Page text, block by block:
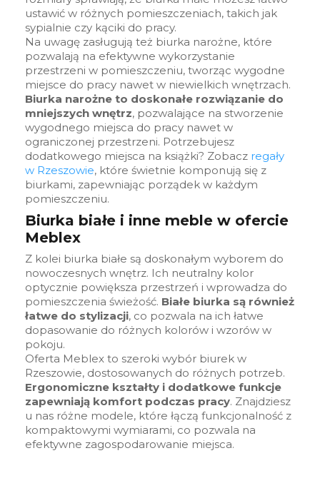
ustawić w różnych pomieszczeniach, takich jak
sypialnie czy kąciki do pracy.
Na uwagę zasługują też biurka narożne, które
pozwalają na efektywne wykorzystanie
przestrzeni w pomieszczeniu, tworząc wygodne
miejsce do pracy nawet w niewielkich wnętrzach.
Biurka narożne to doskonałe rozwiązanie do
mniejszych wnętrz, pozwalające na stworzenie
wygodnego miejsca do pracy nawet w
ograniczonej przestrzeni. Potrzebujesz
dodatkowego miejsca na książki? Zobacz regały
w Rzeszowie, które świetnie komponują się z
biurkami, zapewniając porządek w każdym
pomieszczeniu.
Biurka białe i inne meble w ofercie
Meblex
Z kolei biurka białe są doskonałym wyborem do
nowoczesnych wnętrz. Ich neutralny kolor
optycznie powiększa przestrzeń i wprowadza do
pomieszczenia świeżość. Białe biurka są również
łatwe do stylizacji, co pozwala na ich łatwe
dopasowanie do różnych kolorów i wzorów w
pokoju.
Oferta Meblex to szeroki wybór biurek w
Rzeszowie, dostosowanych do różnych potrzeb.
Ergonomiczne kształty i dodatkowe funkcje
zapewniają komfort podczas pracy. Znajdziesz
u nas różne modele, które łączą funkcjonalność z
kompaktowymi wymiarami, co pozwala na
efektywne zagospodarowanie miejsca.